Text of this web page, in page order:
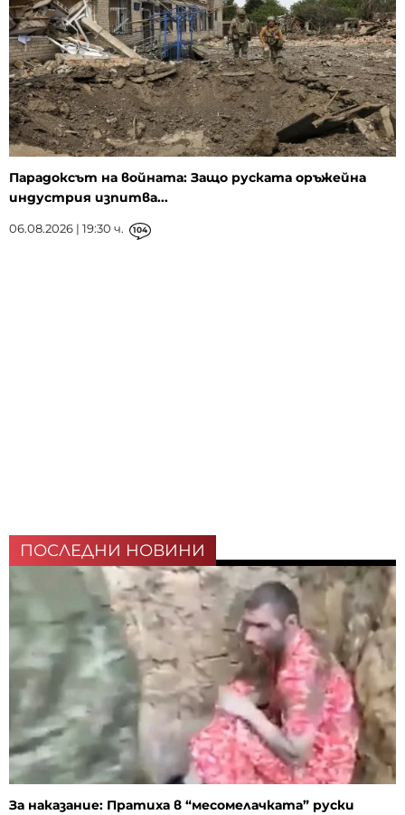
Парадоксът на войната: Защо руската оръжейна
индустрия изпитва...
06.08.2026 | 19:30 ч. 104
ПОСЛЕДНИ НОВИНИ
За наказание: Пратиха в “месомелачката” руски